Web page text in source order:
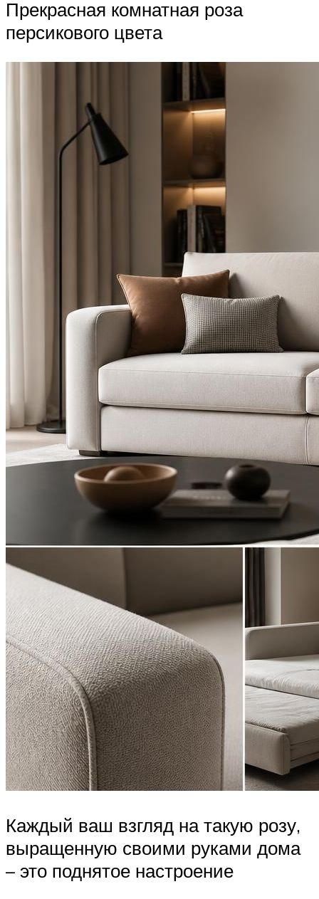
Прекрасная комнатная роза
персикового цвета
Каждый ваш взгляд на такую розу,
выращенную своими руками дома
– это поднятое настроение